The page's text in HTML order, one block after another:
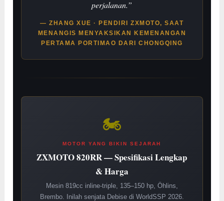
perjalanan.”
— ZHANG XUE · PENDIRI ZXMOTO, SAAT
MENANGIS MENYAKSIKAN KEMENANGAN
PERTAMA PORTIMAO DARI CHONGQING
🏍️
MOTOR YANG BIKIN SEJARAH
ZXMOTO 820RR — Spesifikasi Lengkap
& Harga
Mesin 819cc inline-triple, 135–150 hp, Öhlins,
Brembo. Inilah senjata Debise di WorldSSP 2026.